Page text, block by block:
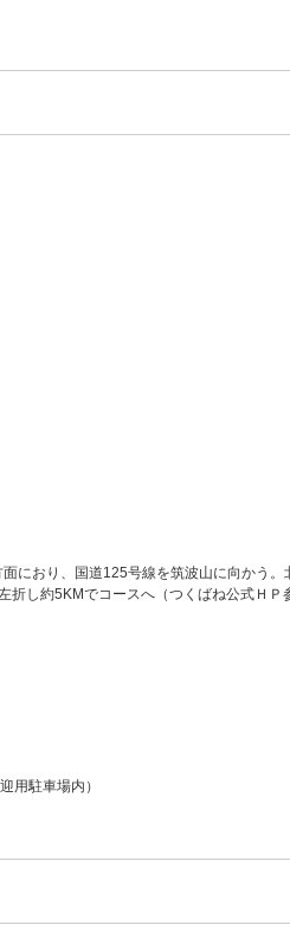
におり、国道125号線を筑波山に向かう
し約5KMでコースへ（つくばね公式ＨＰ
用駐車場内）